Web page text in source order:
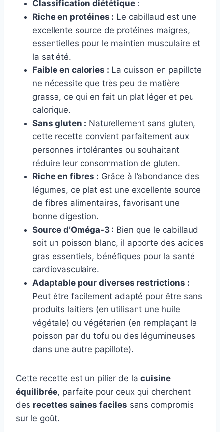
Classification diététique :
Riche en protéines : Le cabillaud est une
excellente source de protéines maigres,
essentielles pour le maintien musculaire et
la satiété.
Faible en calories : La cuisson en papillote
ne nécessite que très peu de matière
grasse, ce qui en fait un plat léger et peu
calorique.
Sans gluten : Naturellement sans gluten,
cette recette convient parfaitement aux
personnes intolérantes ou souhaitant
réduire leur consommation de gluten.
Riche en fibres : Grâce à l’abondance des
légumes, ce plat est une excellente source
de fibres alimentaires, favorisant une
bonne digestion.
Source d’Oméga-3 : Bien que le cabillaud
soit un poisson blanc, il apporte des acides
gras essentiels, bénéfiques pour la santé
cardiovasculaire.
Adaptable pour diverses restrictions :
Peut être facilement adapté pour être sans
produits laitiers (en utilisant une huile
végétale) ou végétarien (en remplaçant le
poisson par du tofu ou des légumineuses
dans une autre papillote).
Cette recette est un pilier de la cuisine
équilibrée, parfaite pour ceux qui cherchent
des recettes saines faciles sans compromis
sur le goût.